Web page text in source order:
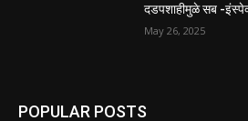
दडपशाहीमुळे सब -
May 26, 2025
POPULAR POSTS